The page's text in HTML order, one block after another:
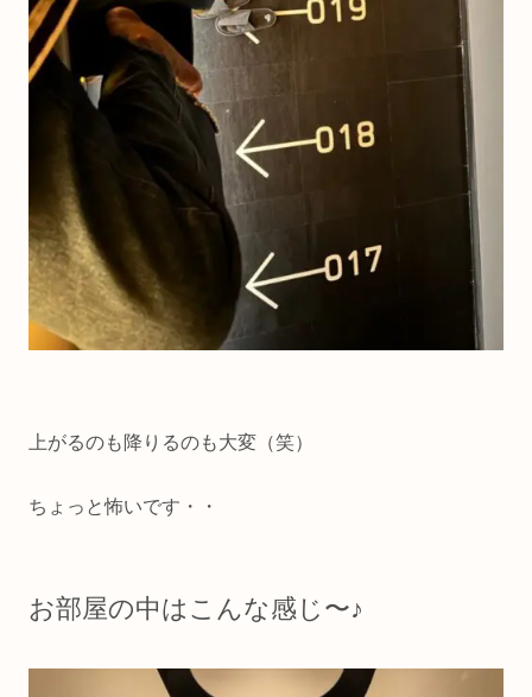
上がるのも降りるのも大変（笑）
ちょっと怖いです・・
お部屋の中はこんな感じ〜♪